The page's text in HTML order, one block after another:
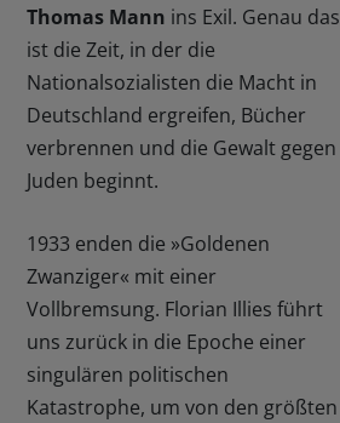
Thomas Mann ins Exil. Genau das
ist die Zeit, in der die
Nationalsozialisten die Macht in
Deutschland ergreifen, Bücher
verbrennen und die Gewalt gegen
Juden beginnt.
1933 enden die »Goldenen
Zwanziger« mit einer
Vollbremsung. Florian Illies führt
uns zurück in die Epoche einer
singulären politischen
Katastrophe, um von den größten